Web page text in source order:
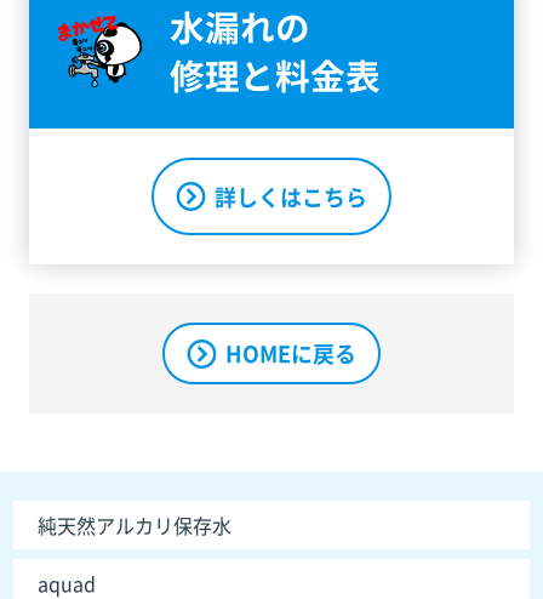
水漏れの
修理と料金表
詳しくはこちら
HOMEに戻る
純天然アルカリ保存水
aquad